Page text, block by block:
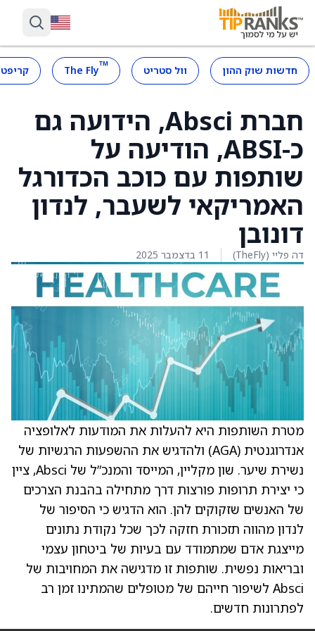
חדשות שוק ההון וול סטריט ™
The Fly
חברת Absci, הידועה גם
כ-ABSI, הודיעה על
שותפות עם כוכב הכדורגל
האמריקאי לשעבר, לנדון
דונובן
דה פליי (TheFly) 11 בדצמבר 2025
מטרת השותפות היא להעלות את המודעות לאלופציה
אנדרוגנטית (AGA) ולהדגיש את ההשפעות הרגשיות של
נשירת שיער. שון מקליין, המייסד והמנכ”ל של Absci, ציין
כי יצירת תרופות פורצות דרך מתחילה בהבנת הצרכים
של האנשים שזקוקים להן. הוא הדגיש כי הסיפור של
לנדון מהווה תזכורת חזקה לכך שכל נקודת נתונים
מייצגת אדם שמתמודד עם בעיות של ביטחון עצמי
ובריאות נפשית. שותפות זו מדגישה את המחויבות של
Absci לשיפור חייהם של מטופלים שהמתינו זמן רב
לפתרונות חדשים.